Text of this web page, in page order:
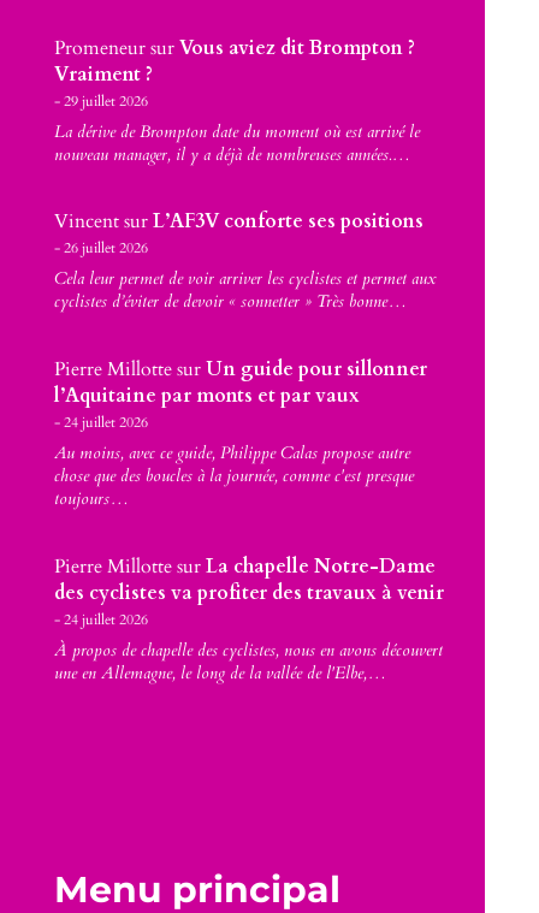
PromeneursurVous aviez dit Brompton ?
Vraiment ?
29 juillet 2026
La dérive de Brompton date du moment où est arrivé le
nouveau manager, il y a déjà de nombreuses années.…
VincentsurL’AF3V conforte ses positions
26 juillet 2026
Cela leur permet de voir arriver les cyclistes et permet aux
cyclistes d’éviter de devoir « sonnetter » Très bonne…
Pierre MillottesurUn guide pour sillonner
l’Aquitaine par monts et par vaux
24 juillet 2026
Au moins, avec ce guide, Philippe Calas propose autre
chose que des boucles à la journée, comme c'est presque
toujours…
Pierre MillottesurLa chapelle Notre-Dame
des cyclistes va profiter des travaux à venir
24 juillet 2026
À propos de chapelle des cyclistes, nous en avons découvert
une en Allemagne, le long de la vallée de l'Elbe,…
Menu principal